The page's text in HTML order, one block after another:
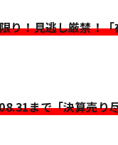
り！見逃し厳禁！
まで「決算売り